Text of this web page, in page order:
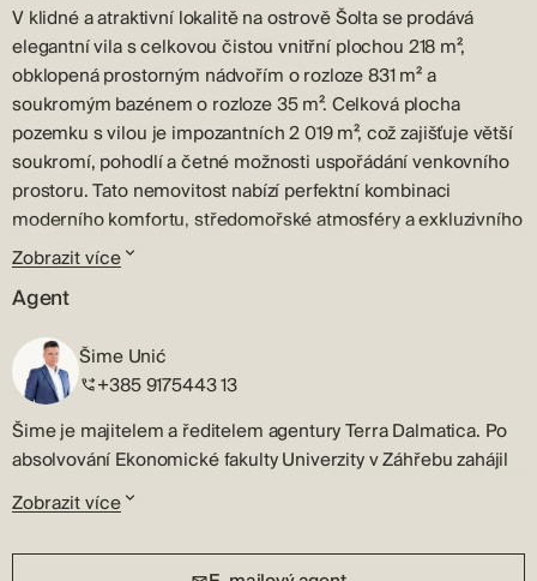
V klidné a atraktivní lokalitě na ostrověŠoltase prodává
elegantní vila s celkovou čistou vnitřní plochou 218 m²,
obklopená prostorným nádvořím o rozloze 831 m² a
soukromým bazénem o rozloze 35 m². Celková plocha
pozemku s vilou je impozantních 2 019 m², což zajišťuje větší
soukromí, pohodlí a četné možnosti uspořádání venkovního
prostoru. Tato nemovitost nabízí perfektní kombinaci
moderního komfortu, středomořské atmosféry a exkluzivního
životního stylu.
Naplánovat
Vila se rozkládá na dvou podlažích, pečlivě navržených tak,
aby splňovaly potřeby moderního bydlení a relaxace. V
přízemí se nachází reprezentativní vstupní prostor se šatnou,
strojovnou, toaletou pro hosty, úložnou místností a
prostornou kuchyní, jídelnou a obývacím pokojem s
otevřeným konceptem, které jsou plné přirozeného světla. Z
obytné části je přístup na kryté terasy a do upravené zahrady,
jednoho celku.
Zobrazit více
Agent
Šime Unić
+385 9175443 13
Šime je majitelem a ředitelem agentury Terra Dalmatica. Po
absolvování Ekonomické fakulty Univerzity v Záhřebu zahájil
svou profesionální kariéru v oblasti nemovitostí v rodném
Šibeniku.
Šime je licencovaný realitní makléř a rychle identifikuje
Zobrazit více